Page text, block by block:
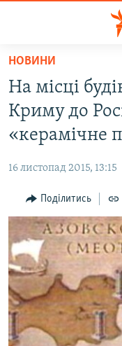
Перейти
основного
матеріалу
Перейти
до
основної
Перейти
до
пошуку
ВОДА.КРИМ
ВІДЕО ТА ФОТО
БЛОГИ
ПОГЛЯД
ІНТЕРВ'Ю
ВСЕ ЗА ДЕНЬ
СПЕЦПРОЕКТИ
ДЕПОРТАЦІЯ
ВІДЕОУРОКИ «ELIFBE»
ЯК ОБІЙТИ
Русский
НОВИНИ
На місці
Криму до
«керамічне
16 листопад 2015, 13:15
Поділитись